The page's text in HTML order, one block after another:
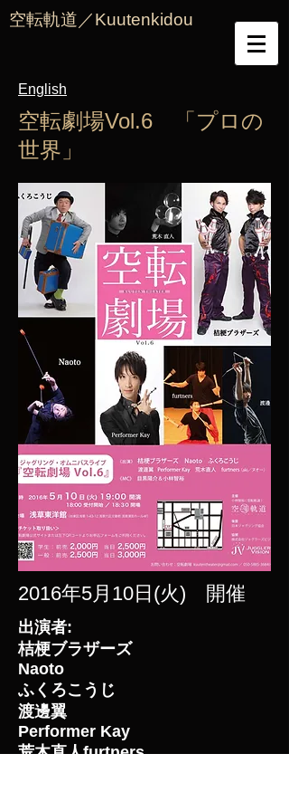
空転軌道／Kuutenkidou
English
​空転劇場Vol.6 「プロの
世界」
2016年5月10日(火) 開催
出演者:
桔梗ブラザーズ
Naoto
ふくろこうじ
渡邊翼
Performer Kay
荒木直人furtners